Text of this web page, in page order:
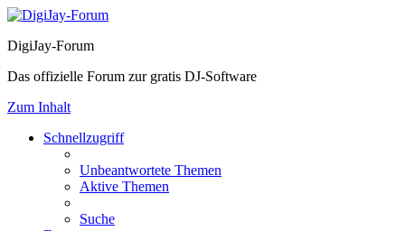
DigiJay-Forum
Das offizielle Forum zur gratis DJ-Software
Zum Inhalt
Schnellzugriff
Unbeantwortete Themen
Aktive Themen
Suche